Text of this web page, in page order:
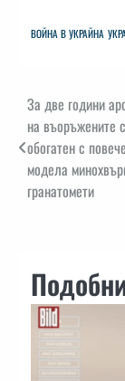
ВОЙНА В УКРАЙНА
Навигация
За две години
на въоръжените
обогатен с
модела
гранатомети